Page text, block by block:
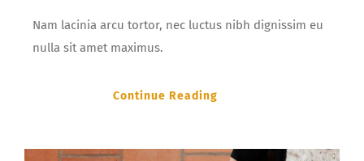
Nam lacinia arcu tortor, nec luctus nibh dignissim eu
nulla sit amet maximus.
Continue Reading